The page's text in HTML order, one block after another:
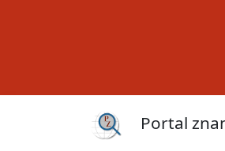
Portal